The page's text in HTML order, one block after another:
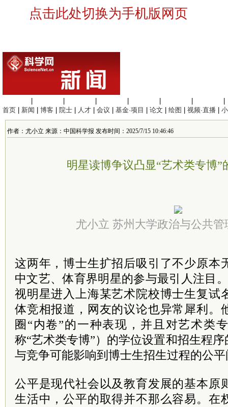
点击此处切换为手机版网页
首页
新闻 博客 院士 人才 会议 基金·项目 论文 绘图 视频·直播
作者：尤小立 来源：中国科学报 发布时间：2025/7/15 10:46:46
明星读博争议凸显“艺术类专博”
尤小立 苏州大学政治与公共
这两年，博士生扩招后吸引了不少原本
中文艺、体育界明星的参与最引人注目
视明星进入上海某艺术院校博士生复试
体竞相报道，网友的议论也异常犀利。
圈“内卷”的一种表现，并且对艺术类
称“艺术类专博”）的学位设置和招生程
与竞争可能影响到博士生招生过程的公
公平是现代社会以及教育发展的基本原
生活中，公平的取得并不那么容易。在